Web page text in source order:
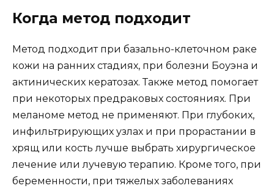
Когда метод подходит
Метод подходит при базально-клеточном раке
кожи на ранних стадиях, при болезни Боуэна и
актинических кератозах. Также метод помогает
при некоторых предраковых состояниях. При
меланоме метод не применяют. При глубоких,
инфильтрирующих узлах и при прорастании в
хрящ или кость лучше выбрать хирургическое
лечение или лучевую терапию. Кроме того, при
беременности, при тяжелых заболеваниях